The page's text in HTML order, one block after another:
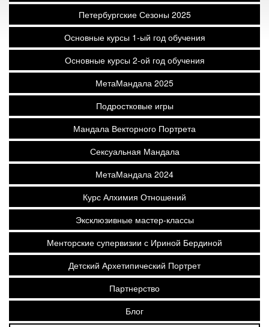
Петербургские Сезоны 2025
Основные курсы 1-ый год обучения
Основные курсы 2-ой год обучения
МетаМандала 2025
Подростковые игры
Мандала Векторного Портрета
Сексуальная Мандала
МетаМандала 2024
Курс Алхимия Отношений
Эксклюзивные мастер-классы
Менторские супервизии с Ириной Бердиной
Детский Архетипический Портрет
Партнерство
Блог